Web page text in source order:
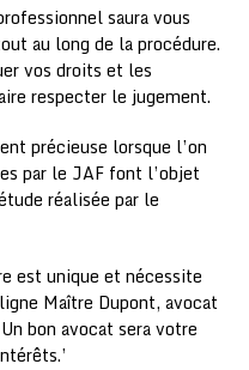
saura vous
au long de la procédure.
vos droits et les
respecter le jugement.
précieuse lorsque l’on
par le JAF font l’objet
réalisée par le
est unique et nécessite
Maître Dupont, avocat
bon avocat sera votre